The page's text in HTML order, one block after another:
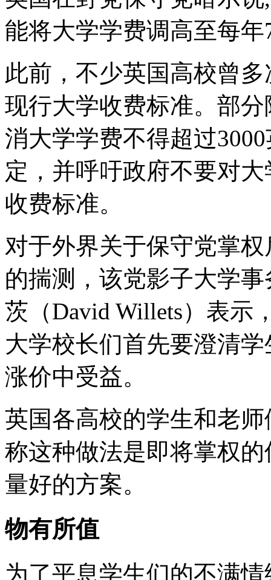
能将大学学费调高至每年
此前，不少英国高校曾
现行大学收费标准。部
消大学学费不得超过
定，并呼吁政府不要对
收费标准。
对于外界关于保守党掌
的揣测，该党影子大学事
茨（David Willets）表示
大学校长们首先要澄清
涨价中受益。
英国各高校的学生和老
称这种做法是即将掌权
量好的方案。
物有所值
为了平息学生们的不满